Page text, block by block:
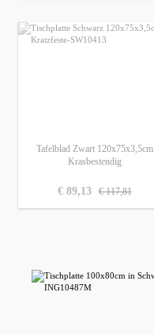
Tafelblad Zwart 120x75x3,5cm
Krasbestendig
verkoopprijs:
€ 89,13 normale prijs:
€ 117,81